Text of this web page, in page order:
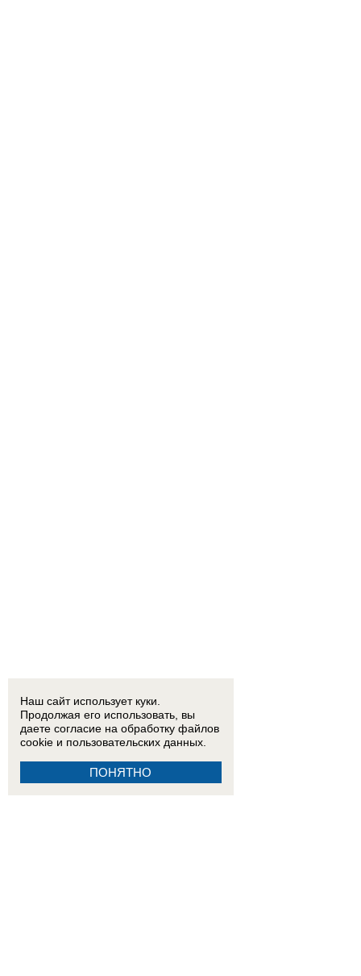
Наш сайт использует куки.
Продолжая его использовать, вы
даете согласие на обработку файлов
cookie и пользовательских данных.
ПОНЯТНО